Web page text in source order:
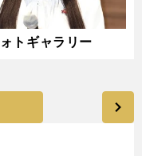
トギャラリー